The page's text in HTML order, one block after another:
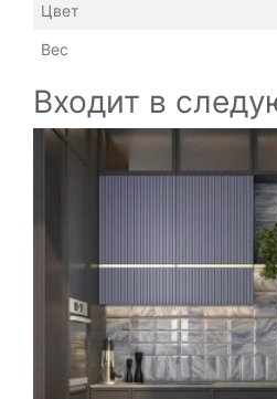
Цвет
Вес
Входит в